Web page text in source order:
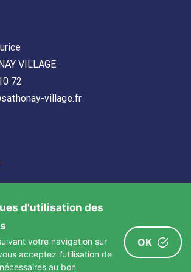
VILLAGE
72
village.fr
et vendredi
et de 14h00 à 17h00
d'utilisation des
votre navigation sur
acceptez l’utilisation de
au bon
OK